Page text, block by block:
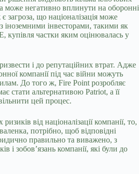
може негативно вплинути на оборонні
загроза, що націоналізація може
іноземними інвесторами, такими як
купівля частки яким оцінювалась у
і до репутаційних втрат. Адже
компанії під час війни можуть
До того ж, Fire Point розробляє
стати альтернативою Patriot, а її
цей процес.
від націоналізації компанії, то,
потрібно, щоб відповідні
правильно та виважено, з
і зобов’язань компанії, які були до